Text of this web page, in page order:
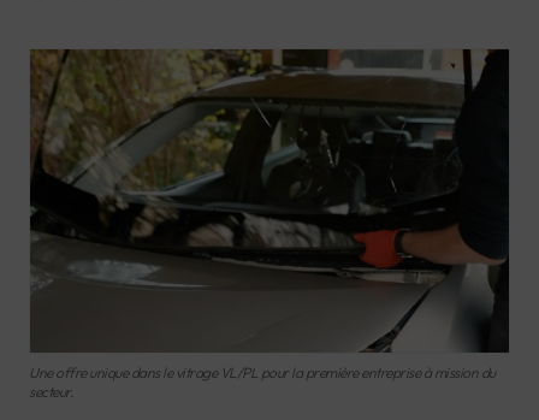
Une offre unique dans le vitrage VL/PL pour la première entreprise à mission du
secteur.